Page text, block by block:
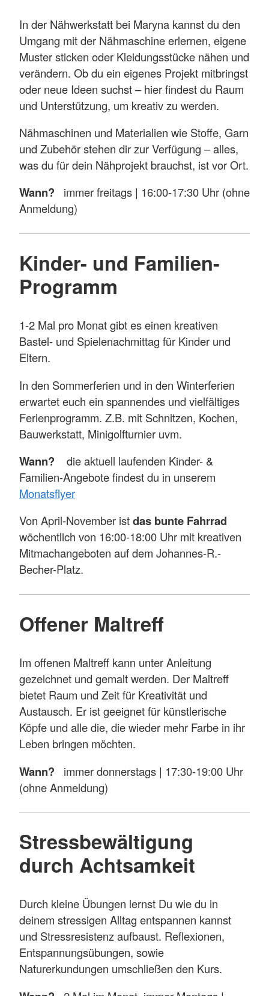
In der Nähwerkstatt bei Maryna kannst du den
Umgang mit der Nähmaschine erlernen, eigene
Muster sticken oder Kleidungsstücke nähen und
verändern. Ob du ein eigenes Projekt mitbringst
oder neue Ideen suchst – hier findest du Raum
und Unterstützung, um kreativ zu werden.
Nähmaschinen und Materialien wie Stoffe, Garn
und Zubehör stehen dir zur Verfügung – alles,
was du für dein Nähprojekt brauchst, ist vor Ort.
Wann? immer freitags | 16:00-17:30 Uhr (ohne
Anmeldung)
Kinder- und Familien-
Programm
1-2 Mal pro Monat gibt es einen kreativen
Bastel- und Spielenachmittag für Kinder und
Eltern.
In den Sommerferien und in den Winterferien
erwartet euch ein spannendes und vielfältiges
Ferienprogramm. Z.B. mit Schnitzen, Kochen,
Bauwerkstatt, Minigolfturnier uvm.
Wann? die aktuell laufenden Kinder- &
Familien-Angebote findest du in unserem
Monatsflyer
Von April-November istdas bunte Fahrrad
wöchentlich von 16:00-18:00 Uhr mit kreativen
Mitmachangeboten auf dem Johannes-R.-
Becher-Platz.
Offener Maltreff
Im offenen Maltreff kann unter Anleitung
gezeichnet und gemalt werden. Der Maltreff
bietet Raum und Zeit für Kreativität und
Austausch. Er ist geeignet für künstlerische
Köpfe und alle die, die wieder mehr Farbe in ihr
Leben bringen möchten.
Wann? immer donnerstags | 17:30-19:00 Uhr
(ohne Anmeldung)
Stressbewältigung
durch Achtsamkeit
Durch kleine Übungen lernst Du wie du in
deinem stressigen Alltag entspannen kannst
und Stressresistenz aufbaust. Reflexionen,
Entspannungsübungen, sowie
Naturerkundungen umschließen den Kurs.